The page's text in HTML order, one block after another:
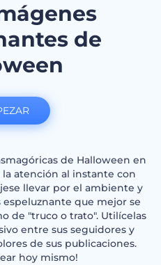
de
de Halloween en
la atención al instante con
llevar por el ambiente y
que mejor se
de "truco o trato". Utilícelas
entre sus seguidores y
de sus publicaciones.
hoy mismo!